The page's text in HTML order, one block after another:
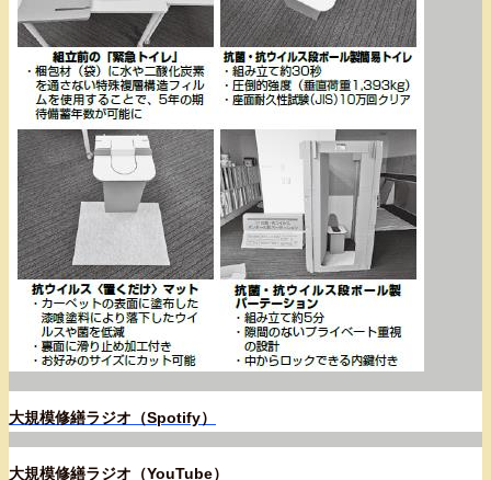
大規模修繕ラジオ（Spotify）
大規模修繕ラジオ（YouTube）